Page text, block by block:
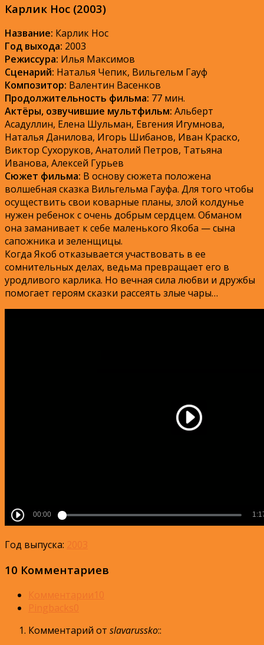
Карлик Нос (2003)
Название: Карлик Нос
Год выхода: 2003
Режиссура: Илья Максимов
Сценарий: Наталья Чепик, Вильгельм Гауф
Композитор: Валентин Васенков
Продолжительность фильма: 77 мин.
Актёры, озвучившие мультфильм: Альберт
Асадуллин, Елена Шульман, Евгения Игумнова,
Наталья Данилова, Игорь Шибанов, Иван Краско,
Виктор Сухоруков, Анатолий Петров, Татьяна
Иванова, Алексей Гурьев
Сюжет фильма: В основу сюжета положена
волшебная сказка Вильгельма Гауфа. Для того чтобы
осуществить свои коварные планы, злой колдунье
нужен ребенок с очень добрым сердцем. Обманом
она заманивает к себе маленького Якоба — сына
сапожника и зеленщицы.
Когда Якоб отказывается участвовать в ее
сомнительных делах, ведьма превращает его в
уродливого карлика. Но вечная сила любви и дружбы
помогает героям сказки рассеять злые чары…
Год выпуска: 2003
10 Комментариев
Комментарии10
Pingbacks0
Комментарий от slavarussko::